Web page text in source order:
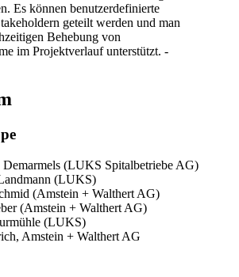
Es können benutzerdefinierte
geteilt werden und man
Behebung von
im Projektverlauf unterstützt. -
(LUKS Spitalbetriebe AG)
(LUKS)
(Amstein + Walthert AG)
(Amstein + Walthert AG)
(LUKS)
Amstein + Walthert AG